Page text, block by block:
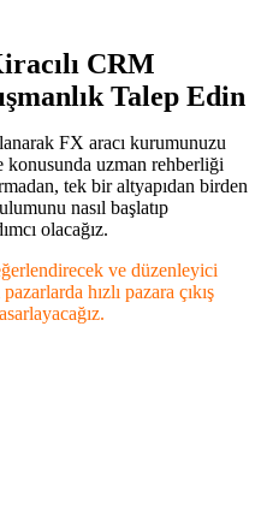
CRM
Talep Edin
FX aracı kurumunuzu
konusunda uzman rehberliği
tek bir altyapıdan birden
nasıl başlatıp
olacağız.
ve düzenleyici
hızlı pazara çıkış